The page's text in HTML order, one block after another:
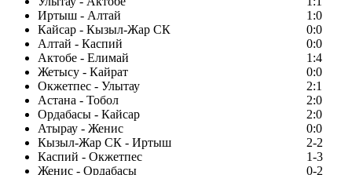
Иртыш - Алтай
1:0
Кайсар - Кызыл-Жар СК
0:0
Алтай - Каспий
0:0
Актобе - Елимай
1:4
Жетысу - Кайрат
0:0
Окжетпес - Улытау
2:1
Астана - Тобол
2:0
Ордабасы - Кайсар
2:0
Атырау - Женис
0:0
Кызыл-Жар СК - Иртыш
2-2
Каспий - Окжетпес
1-3
Женис - Ордабасы
0-2